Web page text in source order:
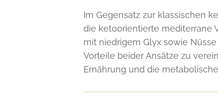
Im Gegensatz zur klassischen
die ketoorientierte mediterrane
mit niedrigem Glyx sowie
Vorteile beider Ansätze zu
Ernährung und die